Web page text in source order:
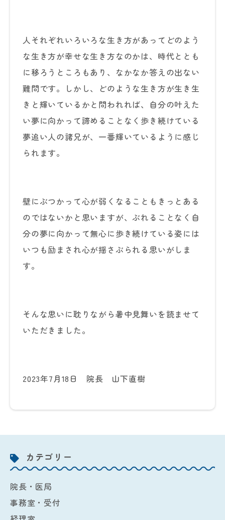
人それぞれいろいろな生き方があってどのよう
な生き方が幸せな生き方なのかは、時代ととも
に移ろうところもあり、なかなか答えの出ない
難問です。しかし、どのような生き方が生き生
きと輝いているかと問われれば、自分の叶えた
い夢に向かって諦めることなく歩き続けている
夢追い人の諸兄が、一番輝いているように感じ
られます。
壁にぶつかって心が弱くなることもきっとある
のではないかと思いますが、ぶれることなく自
分の夢に向かって無心に歩き続けている姿には
いつも励まされ心が揺さぶられる思いがしま
す。
そんな思いに耽りながら暑中見舞いを読ませて
いただきました。
2023年7月18日 院長 山下直樹
カテゴリー
院長・医局
事務室・受付